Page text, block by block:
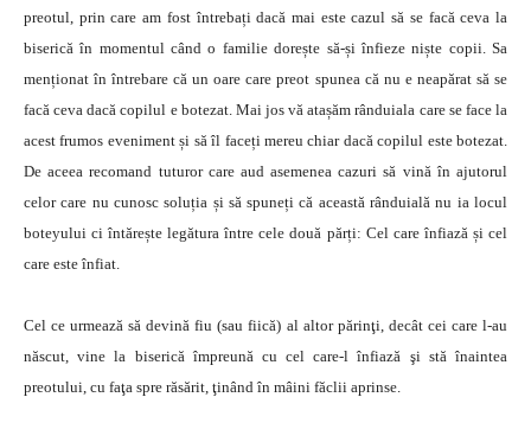
preotul, prin care am fost întrebați dacă mai este cazul să se facă ceva la
biserică în momentul când o familie dorește să-și înfieze niște copii. Sa
menționat în întrebare că un oare care preot spunea că nu e neapărat să se
facă ceva dacă copilul e botezat. Mai jos vă atașăm rânduiala care se face la
acest frumos eveniment și să îl faceți mereu chiar dacă copilul este botezat.
De aceea recomand tuturor care aud asemenea cazuri să vină în ajutorul
celor care nu cunosc soluția și să spuneți că această rânduială nu ia locul
boteyului ci întărește legătura între cele două părți: Cel care înfiază și cel
care este înfiat.
Cel ce urmează să devină fiu (sau fiică) al altor părinţi, decât cei care l-au
născut, vine la biserică împreună cu cel care-l înfiază şi stă înaintea
preotului, cu faţa spre răsărit, ţinând în mâini făclii aprinse.